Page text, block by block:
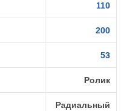
110
200
53
Ролик
Радиальный